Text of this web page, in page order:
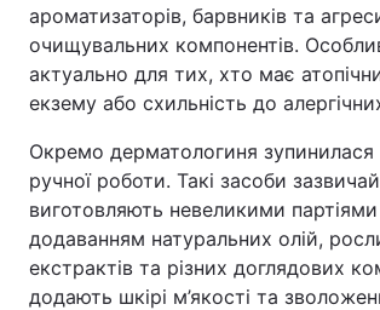
ароматизаторів, барвників та
очищувальних компонентів.
актуально для тих, хто має
екзему або схильність до
Окремо дерматологиня зупинилася
ручної роботи. Такі засоби зазвичай
виготовляють невеликими
додаванням натуральних олій,
екстрактів та різних доглядових
додають шкірі м’якості та